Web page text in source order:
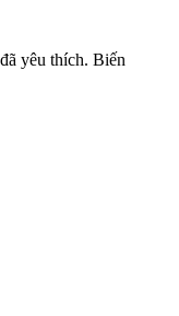
yêu thích. Biến